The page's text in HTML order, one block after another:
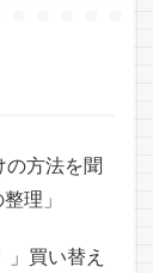
の方法を聞
理」
」買い替え